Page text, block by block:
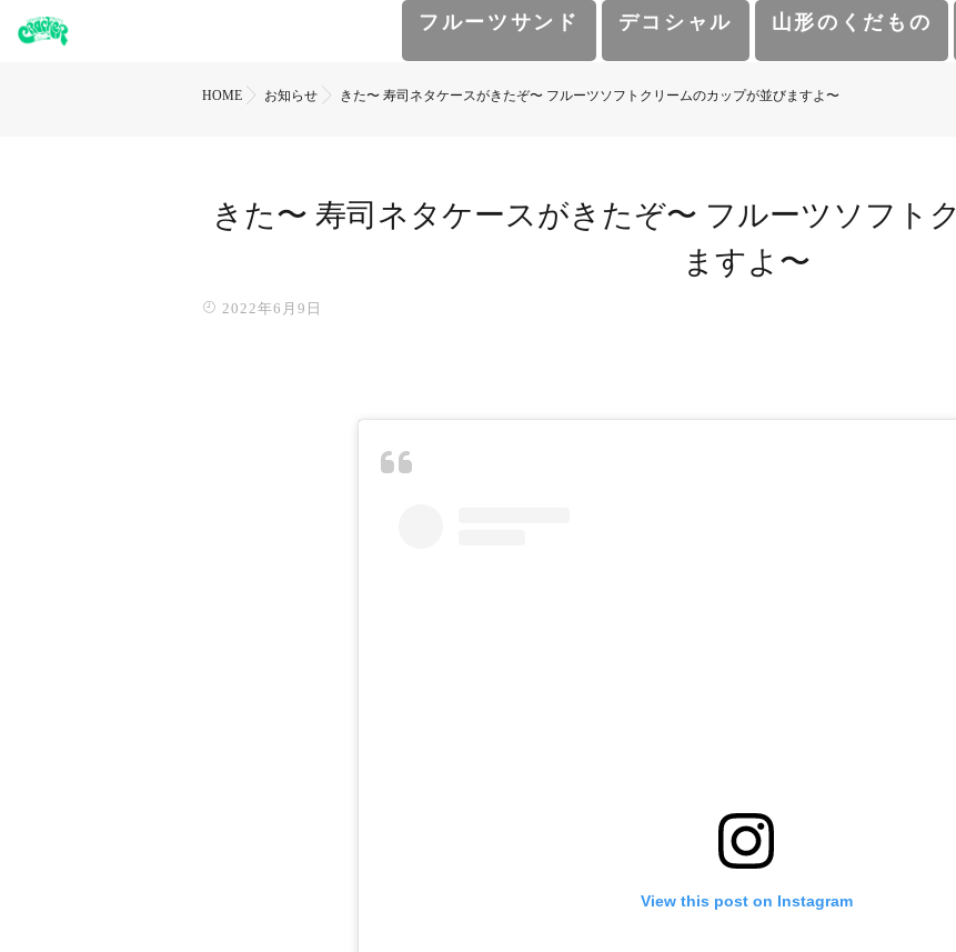
フルーツサンド デコシャル 山形のくだもの
HOME お知らせ きた〜 寿司ネタケースがきたぞ〜 フルーツソフトクリームのカップが並びますよ〜️
きた〜 寿司ネタケースがきたぞ〜 フルーツソフト
ますよ〜️
2022年6月9日
View this post on Instagram